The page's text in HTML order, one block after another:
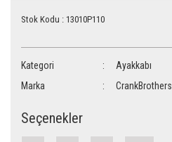
Stok Kodu : 13010P110
Kategori
Ayakkabı
Marka
CrankBrothers
Seçenekler